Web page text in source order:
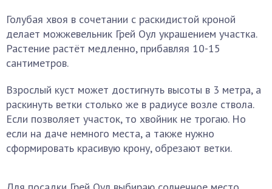
Голубая хвоя в сочетании с раскидистой кроной
делает можжевельник Грей Оул украшением участка.
Растение растёт медленно, прибавляя 10-15
сантиметров.
Взрослый куст может достигнуть высоты в 3 метра, а
раскинуть ветки столько же в радиусе возле ствола.
Если позволяет участок, то хвойник не трогаю. Но
если на даче немного места, а также нужно
сформировать красивую крону, обрезают ветки.